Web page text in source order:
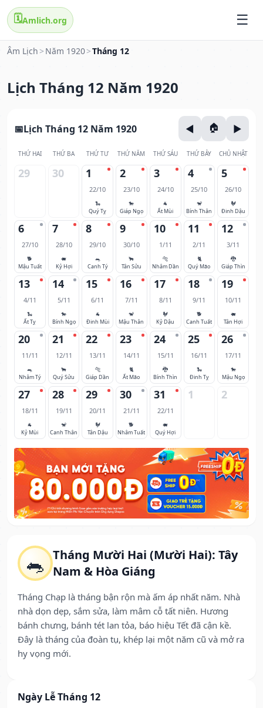
🗓️Amlich.org
Âm Lịch > Năm 1920>Tháng 12
Lịch Tháng 12 Năm 1920
🐀 Tháng Mười Hai (Mười Hai): Tây
Nam & Hòa Giáng
Tháng Chạp là tháng bận rộn mà ấm áp nhất năm. Nhà
nhà dọn dẹp, sắm sửa, làm mâm cỗ tất niên. Hương
bánh chưng, bánh tét lan tỏa, báo hiệu Tết đã cận kề.
Đây là tháng của đoàn tụ, khép lại một năm cũ và mở ra
hy vọng mới.
Ngày Lễ Tháng 12
Lịch Tháng 12 Năm 1920
THỨ HAI THỨ BA THỨ TƯ THỨ NĂM THỨ SÁU THỨ BẢY CHỦ NHẬT
29 30 1
22/10
🐍
Quý Tỵ
2
23/10
🐎
Giáp Ngọ
3
24/10
🐐
Ất Mùi
4
25/10
🐒
Bính Thân
5
26/10
🐓
Đinh Dậu
6
27/10
🐕
Mậu Tuất
7
28/10
🐖
Kỷ Hợi
8
29/10
🐀
Canh Tý
9
30/10
🐂
Tân Sửu
10
1/11
🐅
Nhâm Dần
11
2/11
🐈
Quý Mão
12
3/11
🐉
Giáp Thìn
13
4/11
🐍
Ất Tỵ
14
5/11
🐎
Bính Ngọ
15
6/11
🐐
Đinh Mùi
16
7/11
🐒
Mậu Thân
17
8/11
🐓
Kỷ Dậu
18
9/11
🐕
Canh Tuất
19
10/11
🐖
Tân Hợi
20
11/11
🐀
Nhâm Tý
21
12/11
🐂
Quý Sửu
22
13/11
🐅
Giáp Dần
23
14/11
🐈
Ất Mão
24
15/11
🐉
Bính Thìn
25
16/11
🐍
Đinh Tỵ
26
17/11
🐎
Mậu Ngọ
27
18/11
🐐
Kỷ Mùi
28
19/11
🐒
Canh Thân
29
20/11
🐓
Tân Dậu
30
21/11
🐕
Nhâm Tuất
31
22/11
🐖
Quý Hợi
1 2